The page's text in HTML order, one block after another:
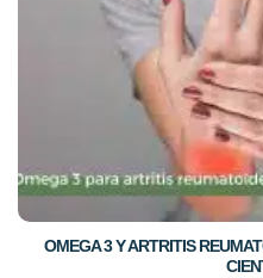
OMEGA 3 Y ARTRITIS